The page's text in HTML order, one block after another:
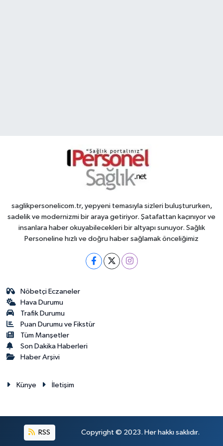
saglikpersonelicom.tr, yepyeni temasıyla sizleri buluştururken,
sadelik ve modernizmi bir araya getiriyor. Şatafattan kaçınıyor ve
insanlara haber okuyabilecekleri bir altyapı sunuyor. Sağlık
Personeline hızlı ve doğru haber sağlamak önceliğimiz
Nöbetçi Eczaneler
Hava Durumu
Trafik Durumu
Puan Durumu ve Fikstür
Tüm Manşetler
Son Dakika Haberleri
Haber Arşivi
Künye İletişim
RSS Copyright © 2023. Her hakkı saklıdır.